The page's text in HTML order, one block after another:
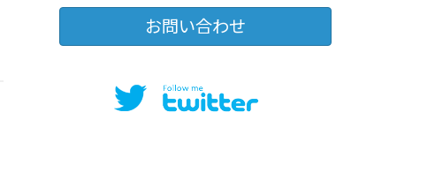
お問い合わせ